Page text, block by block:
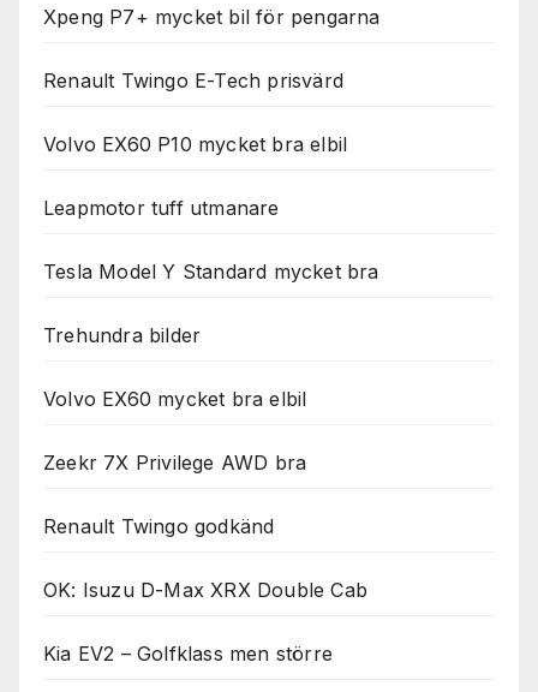
Xpeng P7+ mycket bil för pengarna
Renault Twingo E-Tech prisvärd
Volvo EX60 P10 mycket bra elbil
Leapmotor tuff utmanare
Tesla Model Y Standard mycket bra
Trehundra bilder
Volvo EX60 mycket bra elbil
Zeekr 7X Privilege AWD bra
Renault Twingo godkänd
OK: Isuzu D-Max XRX Double Cab
Kia EV2 – Golfklass men större